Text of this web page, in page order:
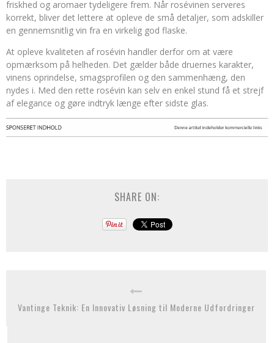
friskhed og aromaer tydeligere frem. Når rosévinen serveres
korrekt, bliver det lettere at opleve de små detaljer, som adskiller
en gennemsnitlig vin fra en virkelig god flaske.
At opleve kvaliteten af rosévin handler derfor om at være
opmærksom på helheden. Det gælder både druernes karakter,
vinens oprindelse, smagsprofilen og den sammenhæng, den
nydes i. Med den rette rosévin kan selv en enkel stund få et strejf
af elegance og gøre indtryk længe efter sidste glas.
SHARE ON:
Vantinge Teknik: En Innovativ Løsning til Moderne Udfordringer